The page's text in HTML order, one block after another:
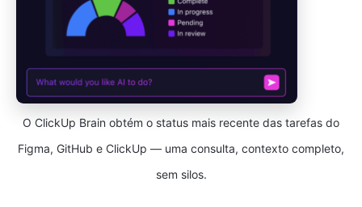
O ClickUp Brain obtém o status mais recente das tarefas do
Figma, GitHub e ClickUp — uma consulta, contexto completo,
sem silos.